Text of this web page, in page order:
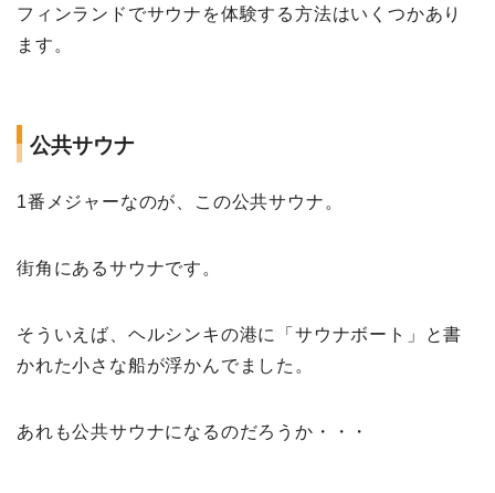
フィンランドでサウナを体験する方法はいくつかあり
ます。
公共サウナ
1番メジャーなのが、この公共サウナ。
街角にあるサウナです。
そういえば、ヘルシンキの港に「サウナボート」と書
かれた小さな船が浮かんでました。
あれも公共サウナになるのだろうか・・・